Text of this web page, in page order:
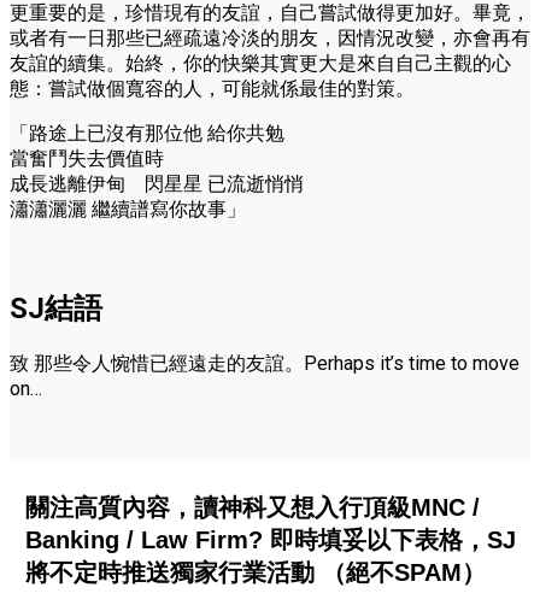
更重要的是，珍惜現有的友誼，自己嘗試做得更加好。畢竟，
或者有一日那些已經疏遠冷淡的朋友，因情況改變，亦會再有
友誼的續集。始終，你的快樂其實更大是來自自己主觀的心
態：嘗試做個寬容的人，可能就係最佳的對策。
「路途上已沒有那位他 給你共勉
當奮鬥失去價值時
成長逃離伊甸 閃星星 已流逝悄悄
瀟瀟灑灑 繼續譜寫你故事」
SJ結語
致 那些令人惋惜已經遠走的友誼。Perhaps it’s time to move
on…
關注高質內容，讀神科又想入行頂級MNC /
Banking / Law Firm? 即時填妥以下表格，SJ
將不定時推送獨家行業活動 （絕不SPAM）